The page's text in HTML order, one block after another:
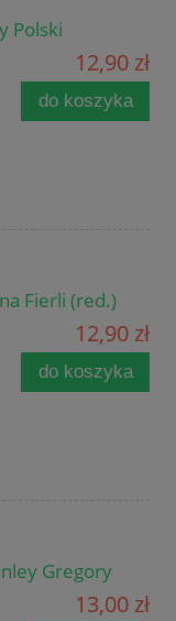
Polski
12,90 zł
do koszyka
Fierli (red.)
12,90 zł
do koszyka
Gregory
13,00 zł